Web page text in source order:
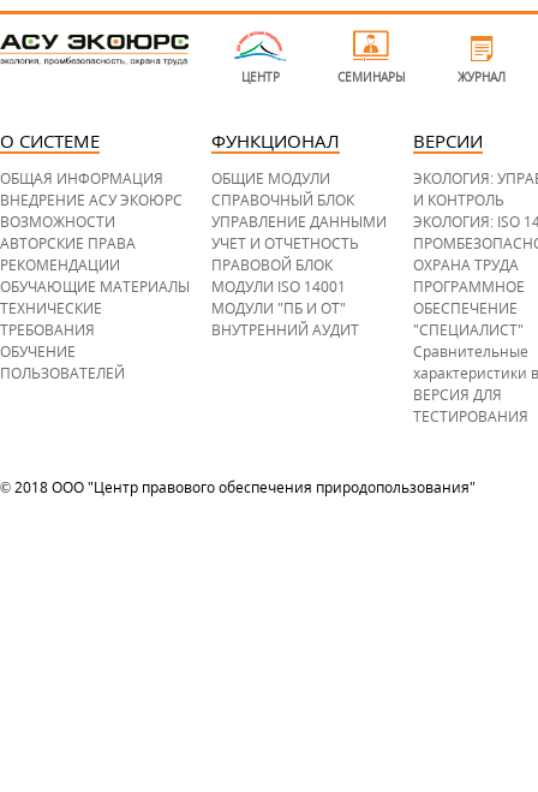
l
o
o
t
t
o
m
.
p
n
g
ЦЕНТР СЕМИНАРЫ ЖУРНАЛ
О СИСТЕМЕ
ОБЩАЯ ИНФОРМАЦИЯ
ВНЕДРЕНИЕ АСУ ЭКОЮРС
ВОЗМОЖНОСТИ
АВТОРСКИЕ ПРАВА
РЕКОМЕНДАЦИИ
ОБУЧАЮЩИЕ МАТЕРИАЛЫ
ТЕХНИЧЕСКИЕ
ТРЕБОВАНИЯ
ОБУЧЕНИЕ
ПОЛЬЗОВАТЕЛЕЙ
ФУНКЦИОНАЛ
ОБЩИЕ МОДУЛИ
СПРАВОЧНЫЙ БЛОК
УПРАВЛЕНИЕ ДАННЫМИ
УЧЕТ И ОТЧЕТНОСТЬ
ПРАВОВОЙ БЛОК
МОДУЛИ ISO 14001
МОДУЛИ "ПБ И ОТ"
ВНУТРЕННИЙ АУДИТ
ВЕРСИИ
ЭКОЛОГИЯ:
И КОНТРОЛЬ
ЭКОЛОГИЯ: ISO
ОХРАНА ТРУДА
ПРОГРАММНОЕ
ОБЕСПЕЧЕНИЕ
"СПЕЦИАЛИСТ"
Сравнительные
характеристики
ВЕРСИЯ ДЛЯ
ТЕСТИРОВАНИЯ
© 2018 ООО "Центр правового обеспечения природопользования"